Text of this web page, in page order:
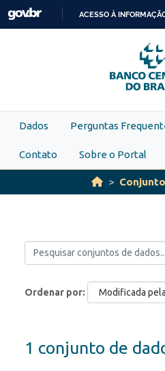
Skip to main content
O
ACESSO À
Dados Perguntas
Contato Sobre o Portal
Ordenar por
1 conjunto de